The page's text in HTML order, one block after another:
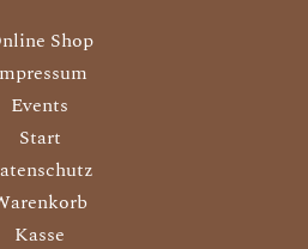
Shop
Events
Start
Kasse